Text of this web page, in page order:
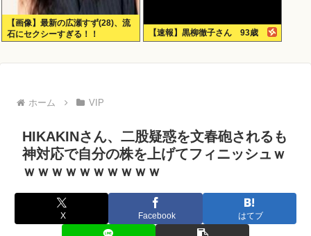
【画像】最新の広瀬すず(28)、流
石にセクシーすぎる！！
【速報】黒柳徹子さん 93歳
ホーム VIP
HIKAKINさん、二股疑惑を文春砲されるも
神対応で自分の株を上げてフィニッシュｗ
ｗｗｗｗｗｗｗｗｗｗ
X Facebook はてブ